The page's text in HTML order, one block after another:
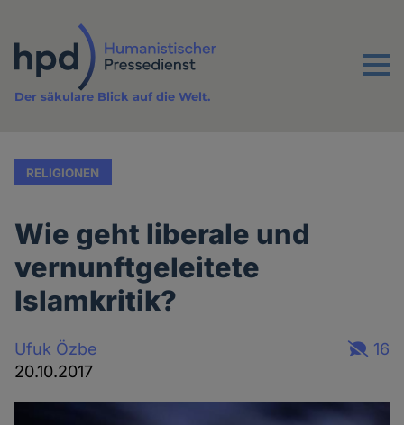
Inhalt
Menu
Der säkulare Blick auf die Welt.
RELIGIONEN
Wie geht liberale und
vernunftgeleitete
Islamkritik?
Ufuk Özbe
20.10.2017
16